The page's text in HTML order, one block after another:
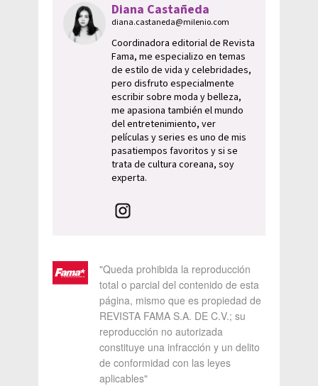
Diana Castañeda
diana.castaneda@milenio.com
Coordinadora editorial de Revista
Fama, me especializo en temas
de estilo de vida y celebridades,
pero disfruto especialmente
escribir sobre moda y belleza,
me apasiona también el mundo
del entretenimiento, ver
películas y series es uno de mis
pasatiempos favoritos y si se
trata de cultura coreana, soy
experta.
"Queda prohibida la reproducción
total o parcial del contenido de esta
página, mismo que es propiedad de
REVISTA FAMA S.A. DE C.V.; su
reproducción no autorizada
constituye una infracción y un delito
de conformidad con las leyes
aplicables"